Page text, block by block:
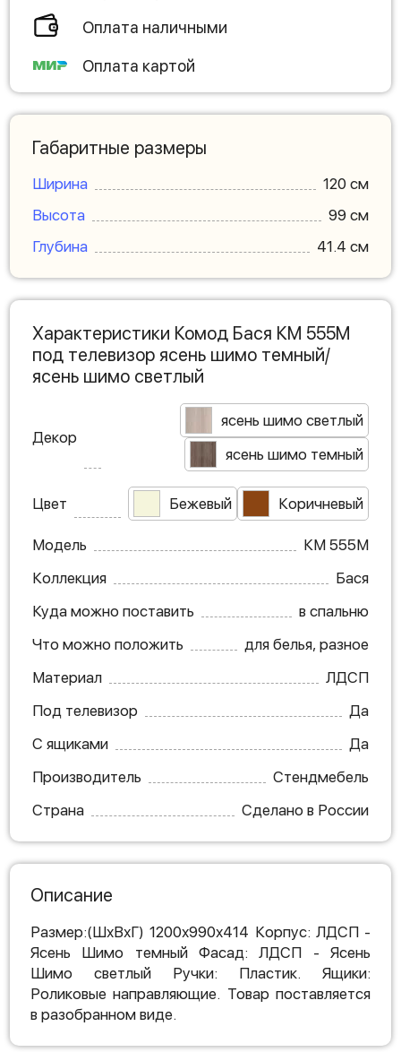
Оплата наличными
Оплата картой
Габаритные размеры
Ширина
120 см
Высота
99 см
Глубина
41.4 см
Характеристики Комод Бася КМ 555М
под телевизор ясень шимо темный/
ясень шимо светлый
Декор
ясень шимо светлый
ясень шимо темный
Цвет Бежевый Коричневый
Модель
КМ 555М
Коллекция
Бася
Куда можно поставить
в спальню
Что можно положить
для белья, разное
Материал
ЛДСП
Под телевизор
Да
С ящиками
Да
Производитель
Стендмебель
Страна
Сделано в России
Описание
Размер:(ШхВхГ) 1200х990х414 Корпус: ЛДСП -
Ясень Шимо темный Фасад: ЛДСП - Ясень
Шимо светлый Ручки: Пластик. Ящики:
Роликовые направляющие. Товар поставляется
в разобранном виде.